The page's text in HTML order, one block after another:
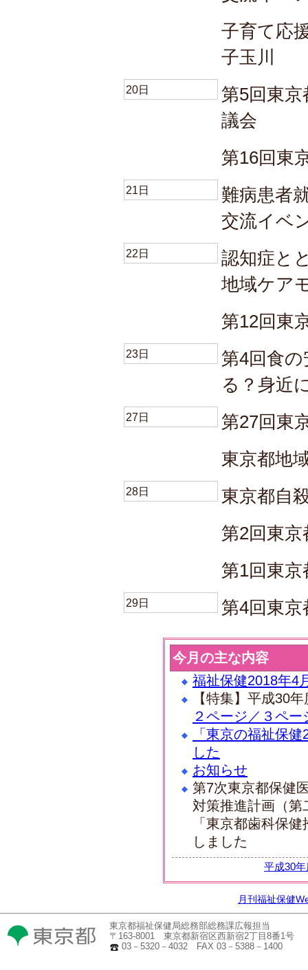
子育て応
子玉川
20日
第5回東
議会
第16回東
21日
難病患者
交流イベ
22日
認知症と
地域ケア
第12回東
23日
第4回食
る？身近
27日
第27回東
東京都地
28日
東京都自
第2回東
第1回東
29日 第4回東
今月の主な内容
福祉保健2018年
【特集】平成30
２ページ／ ３ペー
「東京の福祉保
した
お知らせ
第7次東京都保健
対策推進計画（
「東京都歯科保
しました
平成30
月刊福祉保健
東京都福祉保健局総務部総務課広報担当
〒163-8001 東京都新宿区西新宿2丁目8番1号
03－5320－4032 FAX 03－5388－1400